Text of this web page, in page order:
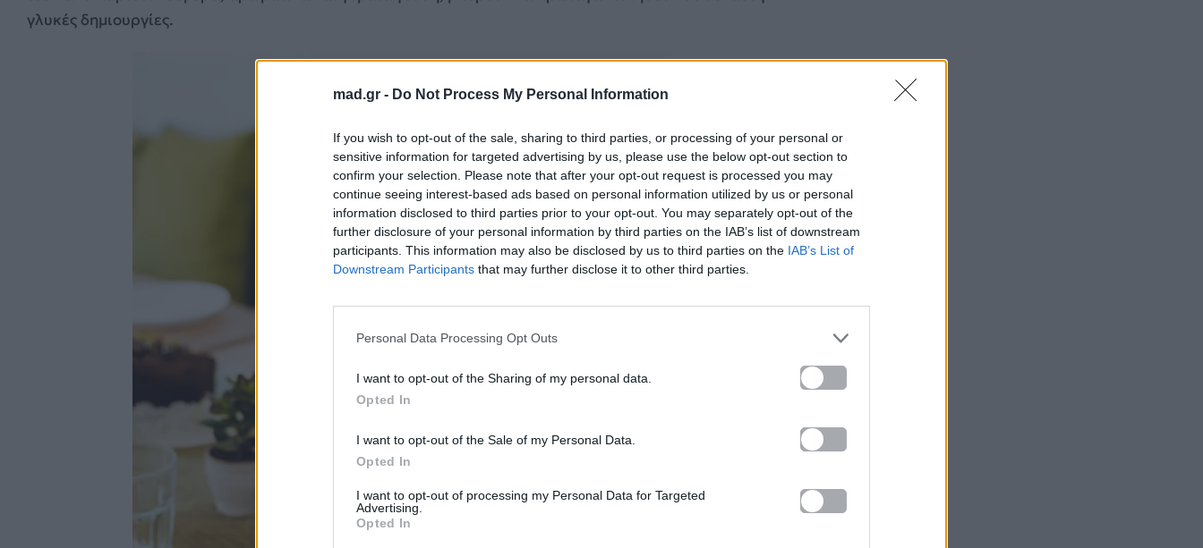
mad.gr - Do Not Process My Personal Information
If you wish to opt-out of the sale, sharing to third parties, or processing of your personal or
sensitive information for targeted advertising by us, please use the below opt-out section to
confirm your selection. Please note that after your opt-out request is processed you may
continue seeing interest-based ads based on personal information utilized by us or personal
information disclosed to third parties prior to your opt-out. You may separately opt-out of the
further disclosure of your personal information by third parties on the IAB’s list of downstream
participants. This information may also be disclosed by us to third parties on the IAB’s List of
Downstream Participants that may further disclose it to other third parties.
Personal Data Processing Opt Outs
I want to opt-out of the Sharing of my personal data.
Opted In
I want to opt-out of the Sale of my Personal Data.
Opted In
I want to opt-out of processing my Personal Data for Targeted
Advertising.
Opted In
γλυκές δημιουργίες.